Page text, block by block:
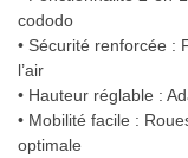
cododo
• Sécurité renforcée :
l’air
• Hauteur réglable :
• Mobilité facile :
optimale